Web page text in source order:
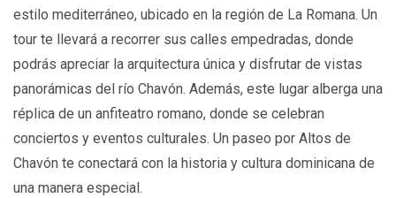
estilo mediterráneo, ubicado en la región de La Romana. Un
tour te llevará a recorrer sus calles empedradas, donde
podrás apreciar la arquitectura única y disfrutar de vistas
panorámicas del río Chavón. Además, este lugar alberga una
réplica de un anfiteatro romano, donde se celebran
conciertos y eventos culturales. Un paseo por Altos de
Chavón te conectará con la historia y cultura dominicana de
una manera especial.